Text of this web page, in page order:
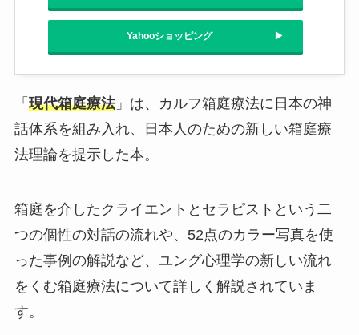
Yahooショッピング
「 現代箱庭療法」は、カルフ箱庭療法に日本の神
話体系を組み入れ、日本人のための新しい箱庭療
法理論を提示した本。
箱庭を介したクライエントとセラピストという二
つの個性の対話の流れや、52点のカラー写真を使
った事例の解説など、ユング心理学の新しい流れ
をくむ箱庭療法について詳しく解説されていま
す。